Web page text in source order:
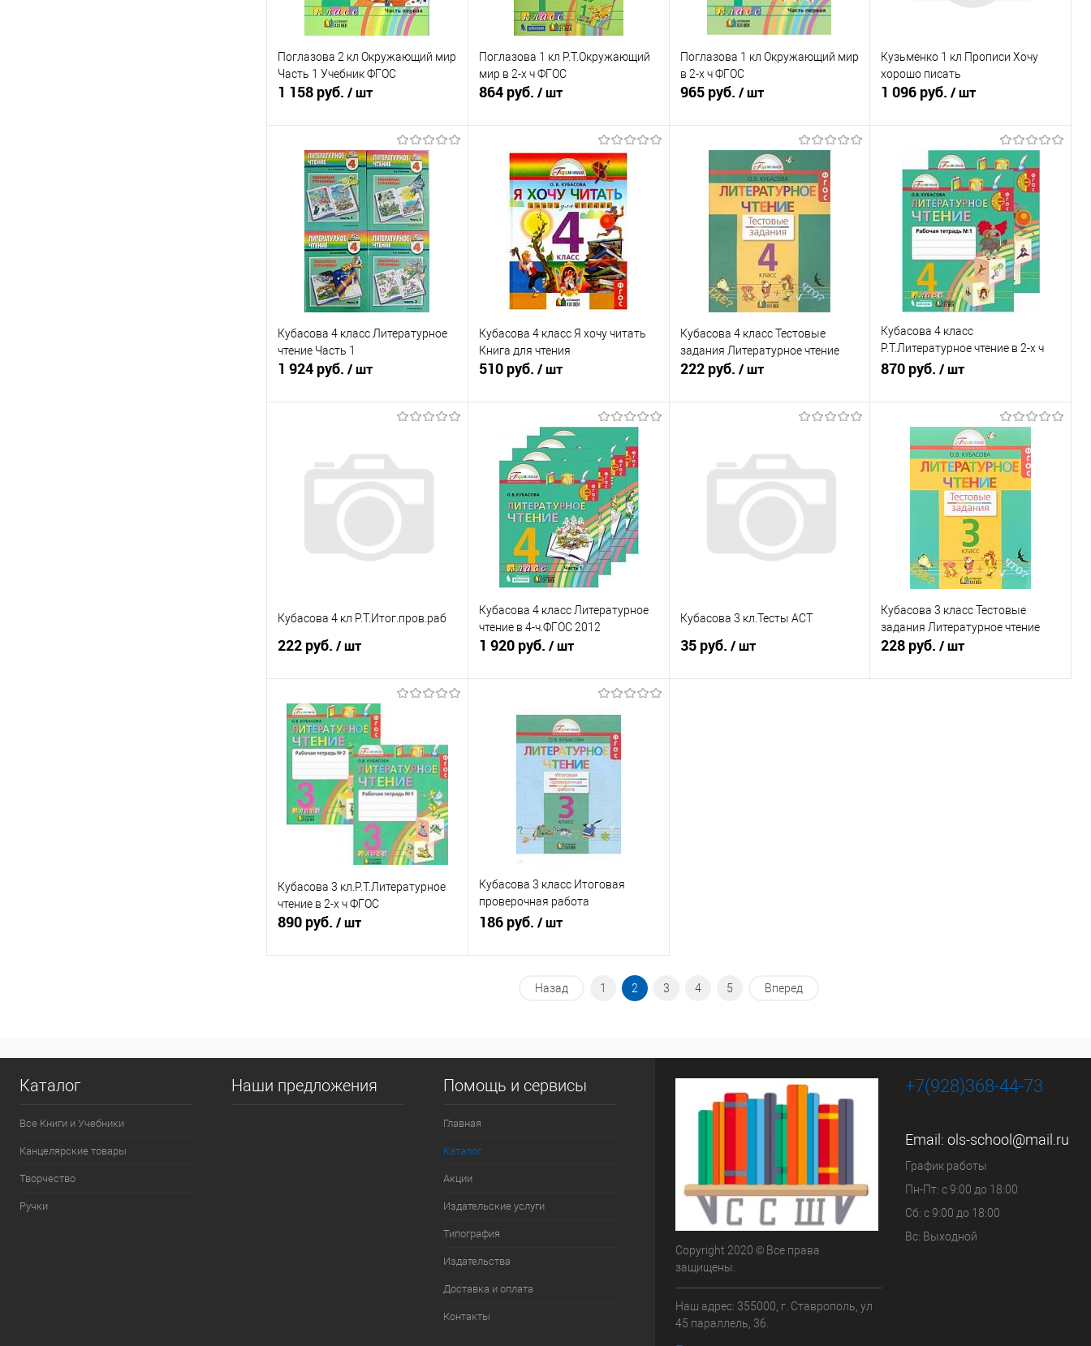
Поглазова 2 кл Окружающий мир
Часть 1 Учебник ФГОС
1 158 руб. / шт
Подписаться
Купить в 1 клик
К сравнению
В избранное
Недоступно
Поглазова 1 кл Р.Т.Окружающий
мир в 2-х ч ФГОС
864 руб. / шт
Подписаться
Купить в 1 клик
К сравнению
В избранное
Недоступно
Поглазова 1 кл Окружающий мир
в 2-х ч ФГОС
965 руб. / шт
Подписаться
Купить в 1 клик
К сравнению
В избранное
Кузьменко 1 кл Прописи Хочу
хорошо писать
1 096 руб./ шт
Подписаться
Купить в 1 клик
К сравнению
В избранное
Недоступно
Кубасова 4 класс Литературное
чтение Часть 1
1 924 руб. / шт
Купить в 1 клик
К сравнению
В избранное
В наличии
Кубасова 4 класс Я хочу читать
Книга для чтения
510 руб. / шт
Подписаться
Купить в 1 клик
К сравнению
В избранное
Недоступно
Кубасова 4 класс Тестовые
задания Литературное чтение
222 руб. / шт
Купить в 1 клик
К сравнению
В избранное
В наличии
Кубасова 4 класс
Р.Т.Литературное чтение в 2-х ч
ФГОС
870 руб./ шт
В корзину
Купить в 1 клик
К сравнению
В избранное
Кубасова 4 кл Р.Т.Итог.пров.раб
222 руб. / шт
Подписаться
Купить в 1 клик
К сравнению
В избранное
Недоступно
Кубасова 4 класс Литературное
чтение в 4-ч.ФГОС 2012
1 920 руб. / шт
Купить в 1 клик
К сравнению
В избранное
Кубасова 3 кл.Тесты АСТ
35 руб. / шт
Кубасова 3 класс Тестовые
задания Литературное чтение
228 руб./ шт
Кубасова 3 кл.Р.Т.Литературное
чтение в 2-х ч ФГОС
890 руб. / шт
Кубасова 3 класс Итоговая
проверочная работа
Литературное чтение
186 руб. / шт
Подписаться
Назад 1 2 3 4 5 Вперед
Каталог
Все Книги и Учебники
Канцелярские товары
Творчество
Ручки
Наши предложения Помощь и сервисы
Главная
Каталог
Акции
Издательские услуги
Типография
Издательства
Доставка и оплата
Контакты
Copyright 2020 © Все права
защищены.
Наш адрес: 355000, г. Ставрополь, ул
45 параллель, 36.
+7(928)368-44-73
Email: ols-school@mail.ru
График работы
Пн-Пт: с 9:00 до 18:00
Сб: с 9:00 до 18:00
Вс: Выходной